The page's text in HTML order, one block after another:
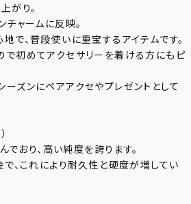
がり。
チャームに反映。
で、普段使いに重宝するアイテムです。
初めてアクセサリーを着ける方にもピ
ズンにペアアクセやプレゼントとして
おり、高い純度を誇ります。
、これにより耐久性と硬度が増してい